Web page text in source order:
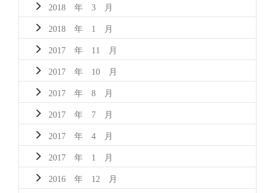
2018 年 3 月
2018 年 1 月
2017 年 11 月
2017 年 10 月
2017 年 8 月
2017 年 7 月
2017 年 4 月
2017 年 1 月
2016 年 12 月